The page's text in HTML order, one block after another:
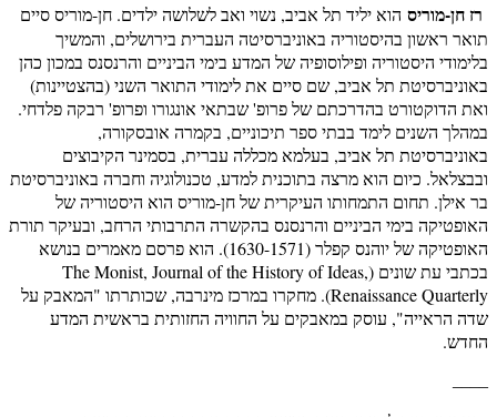
רז חן-מוריס הוא יליד תל אביב, נשוי ואב לשלושה ילדים. חן-מוריס סיים
תואר ראשון בהיסטוריה באוניברסיטה העברית בירושלים, והמשיך
בלימודי היסטוריה ופילוסופיה של המדע בימי הביניים והרנסנס במכון כהן
באוניברסיטת תל אביב, שם סיים את לימודי התואר השני (בהצטיינות)
ואת הדוקטורט בהדרכתם של פרופ' שבתאי אונגורו ופרופ' רבקה פלדחי.
במהלך השנים לימד בבתי ספר תיכוניים, בקמרה אובסקורה,
באוניברסיטת תל אביב, בעלמא מכללה עברית, בסמינר הקיבוצים
ובבצלאל. כיום הוא מרצה בתוכנית למדע, טכנולוגיה וחברה באוניברסיטת
בר אילן. תחום התמחותו העיקרית של חן-מוריס הוא היסטוריה של
האופטיקה בימי הביניים והרנסנס בהקשרה התרבותי הרחב, ובעיקר תורת
האופטיקה של יוהנס קפלר (1630-1571). הוא פרסם מאמרים בנושא
בכתבי עת שונים (The Monist, Journal of the History of Ideas,
Renaissance Quarterly). מחקרו במרכז מינרבה, שכותרתו "המאבק על
שדה הראייה", עוסק במאבקים על החוויה החזותית בראשית המדע
החדש.